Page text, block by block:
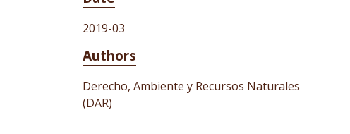
2019-03
Authors
Derecho, Ambiente y Recursos Naturales
(DAR)